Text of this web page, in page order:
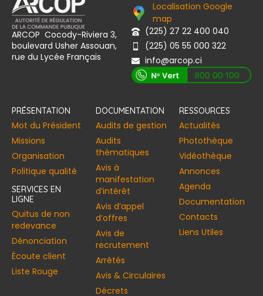
ARCOP Cocody-Riviera 3,
boulevard Usher Assouan,
rue du Lycée Français
Localisation Google
map
(225) 27 22 400 040
(225) 05 55 000 322
info@arcop.ci
PRÉSENTATION
Mot du Président
Missions
Organisation
Politique qualité
SERVICES EN
LIGNE
Quitus de non
redevance
Dénonciation
Écoute client
Liste Rouge
DOCUMENTATION
Audits de gestion
Audits
thématiques
Avis à
manifestation
d’intérêt
Avis d’appel
d’offres
Avis de
recrutement
Arrêtés
Avis & Circulaires
Décrets
RESSOURCES
Actualités
Photothèque
Vidéothèque
Annonces​
Agenda
Documentation
Contacts
Liens Utiles